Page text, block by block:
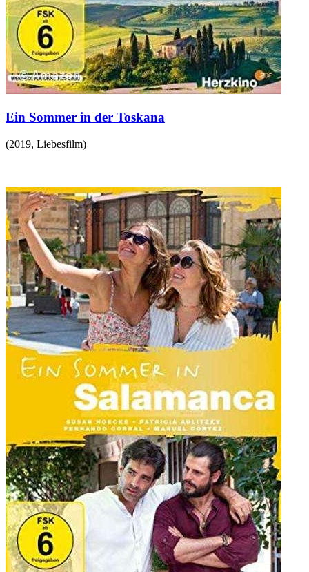
Ein Sommer in der Toskana
(2019, Liebesfilm)